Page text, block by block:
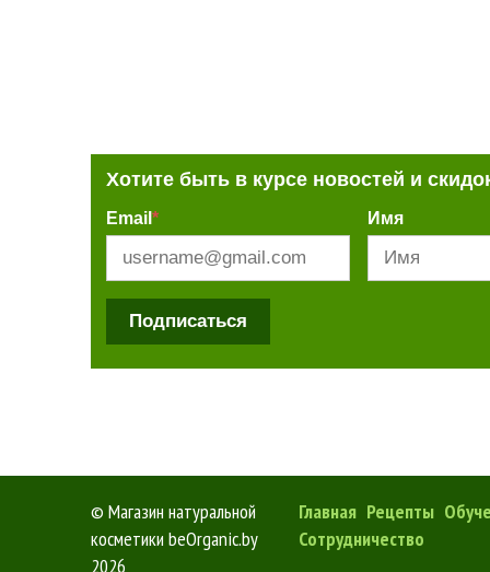
Хотите быть в курсе новостей и
Email * Имя
Подписаться
© Магазин натуральной
косметики beOrganic.by
2026
Главная Рецепты
Сотрудничество